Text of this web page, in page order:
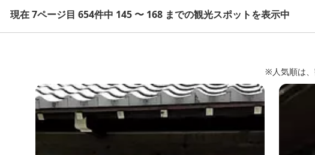
現在 7ページ目 654件中 145 〜 168 までの観光スポットを表示中
※人気順は